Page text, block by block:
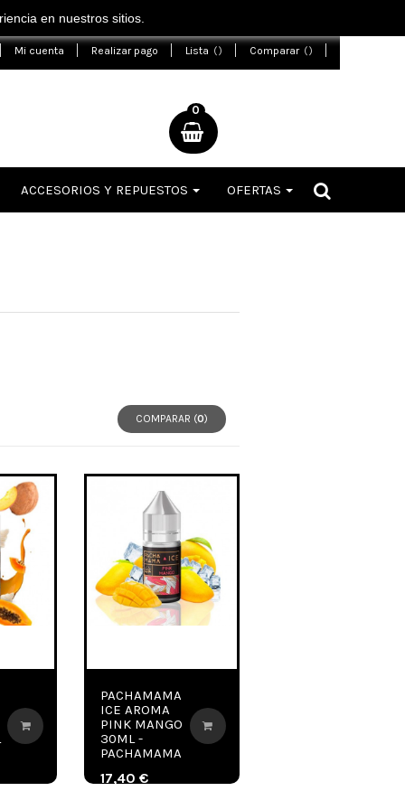
Mi cuenta Realizar pago Lista Comparar
0
ACCESORIOS Y REPUESTOS OFERTAS
COMPARAR (0)
PACHAMAMA
ICE AROMA
PINK MANGO
30ML -
PACHAMAMA
17,40 €
en nuestros sitios.